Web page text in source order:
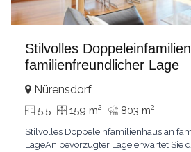
Stilvolles
familienfreundlicher Lage
Nürensdorf
5.5 159 m2 803 m2
Stilvolles Doppeleinfamilienhaus an
LageAn bevorzugter Lage erwartet Sie